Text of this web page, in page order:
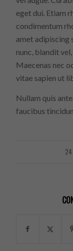
eget dui. Etiam
condimentum
amet adipiscing
nunc, blandit
Maecenas nec
vitae sapien ut
Nullam quis
faucibus
24